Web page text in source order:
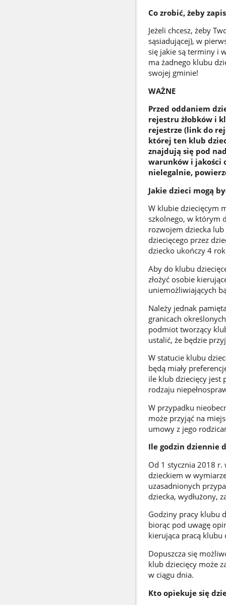
Co zrobić, żeby
Jeżeli chcesz, żeby
sąsiadującej), w
się jakie są terminy i
ma żadnego klubu
swojej gminie!
WAŻNE
Przed oddaniem
rejestru żłobków i
rejestrze (link do
której ten klub
znajdują się pod
warunków i jakości
nielegalnie,
Jakie dzieci mogą
W klubie dziecięcym
szkolnego, w którym
rozwojem dziecka
dziecięcego przez
dziecko ukończy 4
Aby do klubu
złożyć osobie
uniemożliwiających
Należy jednak
granicach
podmiot tworzący
ustalić, że będzie
W statucie klubu
będą miały
ile klub dziecięcy jest
rodzaju
W przypadku
może przyjąć na
umowy z jego
Ile godzin dziennie
Od 1 stycznia 2018 r.
dzieckiem w
uzasadnionych
dziecka, wydłużony,
Godziny pracy klubu
biorąc pod uwagę
kierująca pracą klubu
Dopuszcza się
klub dziecięcy może
w ciągu dnia.
Kto opiekuje się